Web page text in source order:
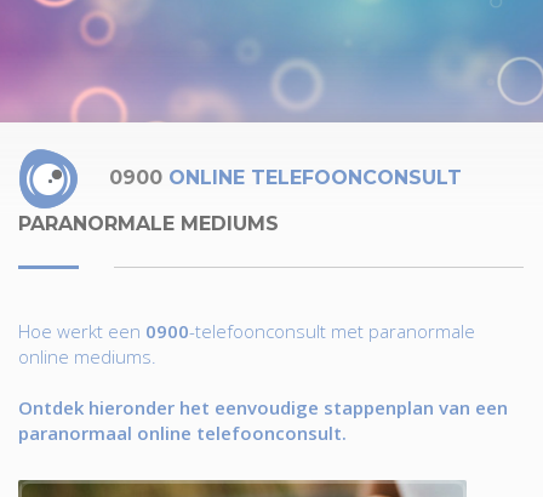
0900 ONLINE TELEFOONCONSULT
PARANORMALE MEDIUMS
Hoe werkt een 0900-telefoonconsult met paranormale
online mediums.
Ontdek hieronder het eenvoudige stappenplan van een
paranormaal online telefoonconsult.